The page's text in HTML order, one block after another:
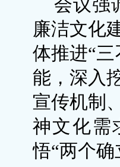
会议强
廉洁文化
体推进“
能，深入
宣传机制
神文化需
悟“两个